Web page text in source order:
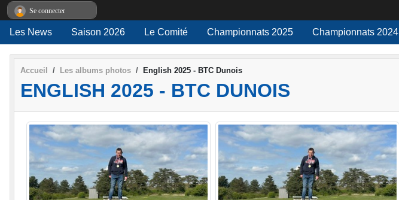
Les News Saison 2026 Le Comité Championnats 2025 Championnats 2024
Accueil Les albums photos English 2025 - BTC Dunois
ENGLISH 2025 - BTC DUNOIS
Se connecter
Panneau de gestion des cookies